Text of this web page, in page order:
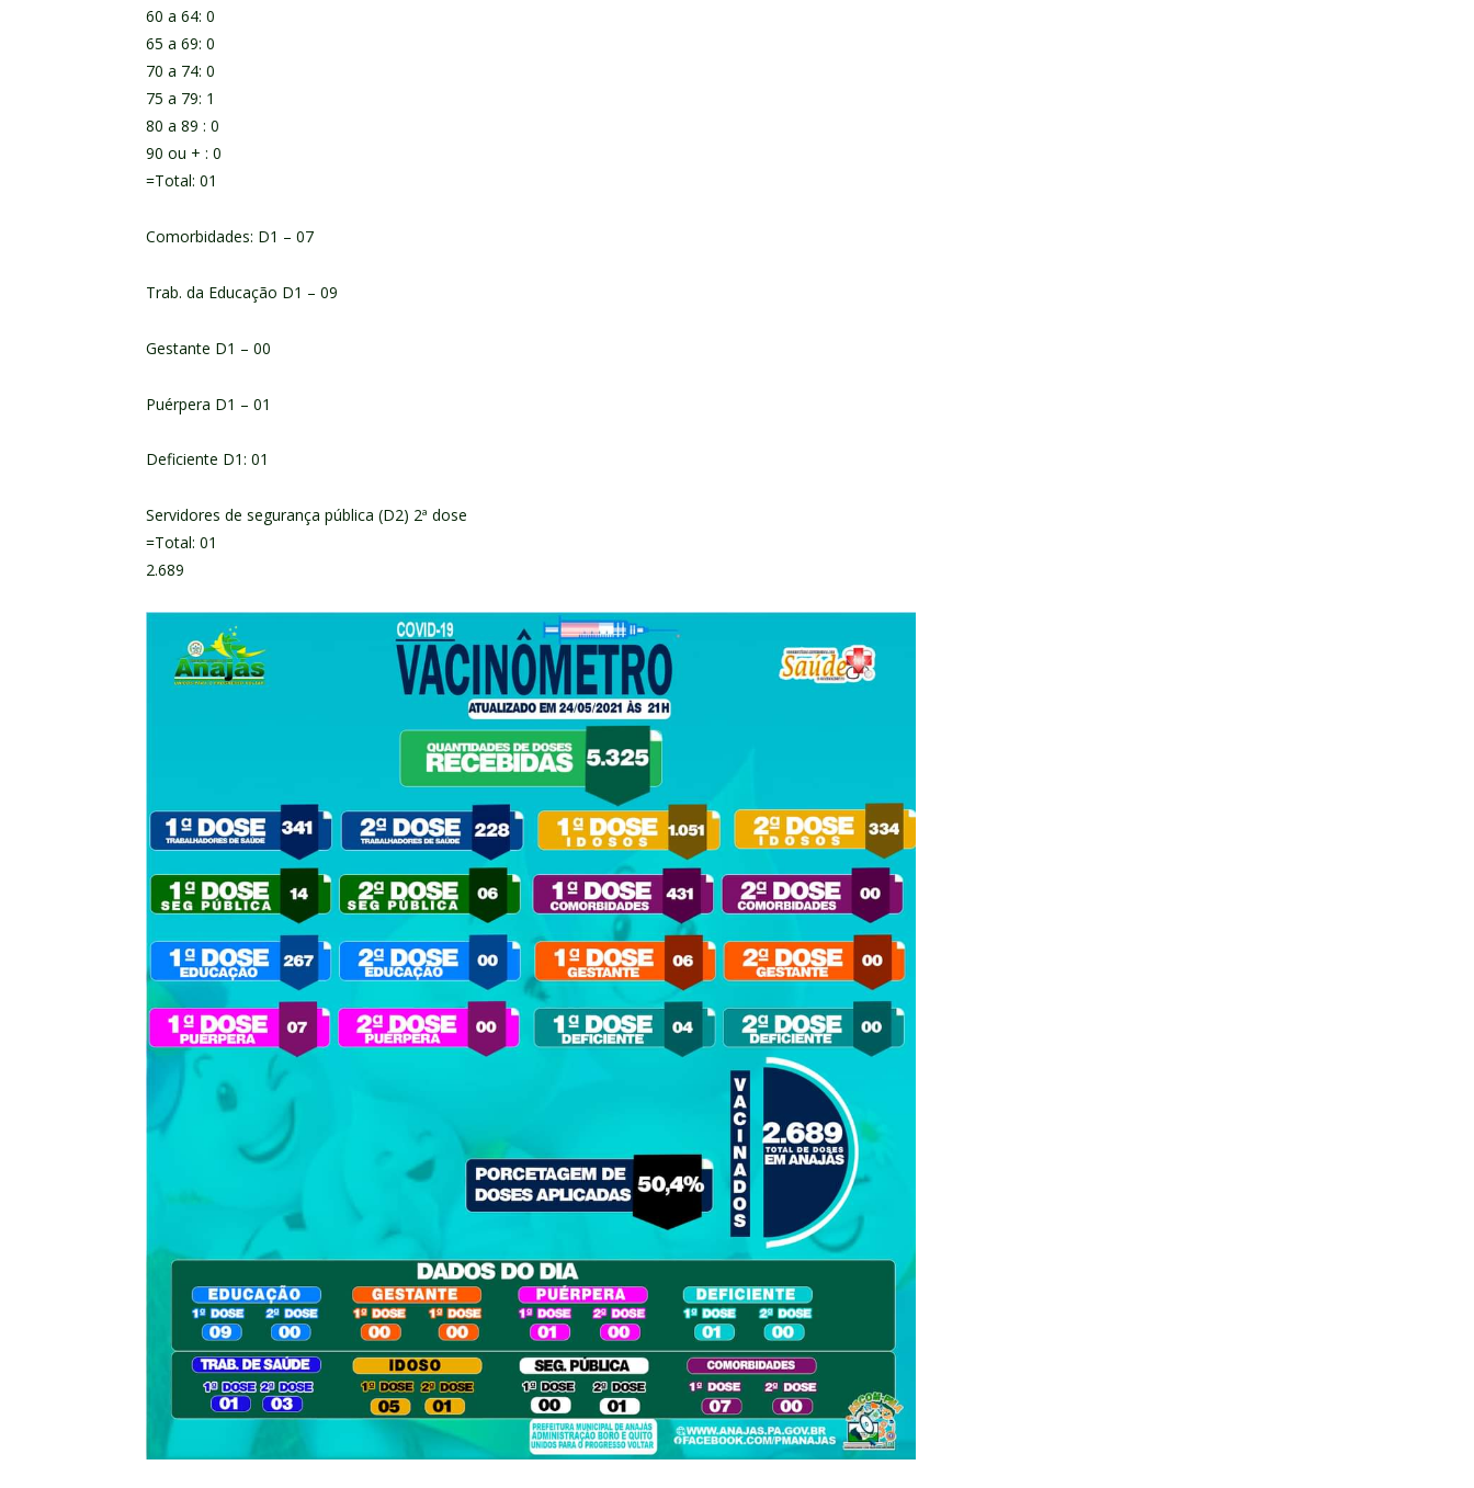
60 a 64: 0
65 a 69: 0
70 a 74: 0
75 a 79: 1
80 a 89 : 0
90 ou + : 0
=Total: 01
Comorbidades: D1 – 07
Trab. da Educação D1 – 09
Gestante D1 – 00
Puérpera D1 – 01
Deficiente D1: 01
Servidores de segurança pública (D2) 2ª dose
=Total: 01
2.689